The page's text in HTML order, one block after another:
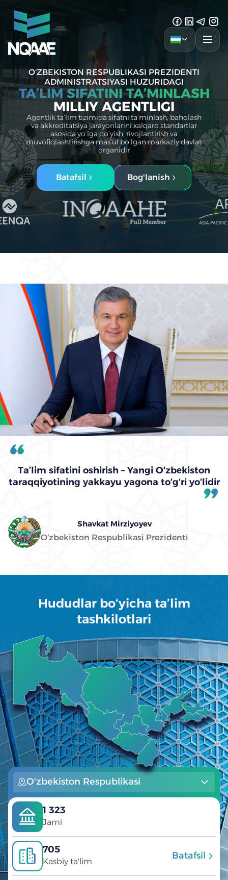
O‘ZBEKISTON RESPUBLIKASI PREZIDENTI
ADMINISTRATSIYASI HUZURIDAGI
TA’LIM SIFATINI TA’MINLASH
MILLIY AGENTLIGI
Agentlik ta’lim tizimida sifatni ta’minlash, baholash
va akkreditatsiya jarayonlarini xalqaro standartlar
asosida yo‘lga qo‘yish, rivojlantirish va
muvofiqlashtirishga mas’ul bo‘lgan markaziy davlat
organidir
Batafsil Bog'lanish
Ta’lim sifatini oshirish – Yangi O‘zbеkiston
taraqqiyotining yakkayu yagona to‘g‘ri yo‘lidir
Shavkat Mirziyoyev
O‘zbekiston Respublikasi Prezidenti
Hududlar bo‘yicha ta’lim
tashkilotlari
O'zbekiston Respublikasi
1 323
Jami
705
Kasbiy ta'lim
Batafsil